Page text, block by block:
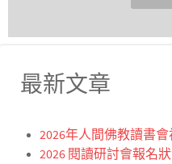
最新文章
2026年人間佛教讀書
2026 閱讀研討會報名